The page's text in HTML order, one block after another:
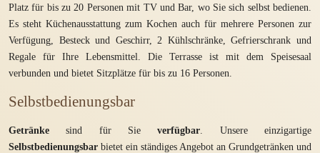
Platz für bis zu 20 Personen mit TV und Bar, wo Sie sich selbst bedienen.
Es steht Küchenausstattung zum Kochen auch für mehrere Personen zur
Verfügung, Besteck und Geschirr, 2 Kühlschränke, Gefrierschrank und
Regale für Ihre Lebensmittel. Die Terrasse ist mit dem Speisesaal
verbunden und bietet Sitzplätze für bis zu 16 Personen.
Selbstbedienungsbar
Getränke sind für Sieverfügbar. Unsere einzigartige
Selbstbedienungsbar bietet ein ständiges Angebot an Grundgetränken und